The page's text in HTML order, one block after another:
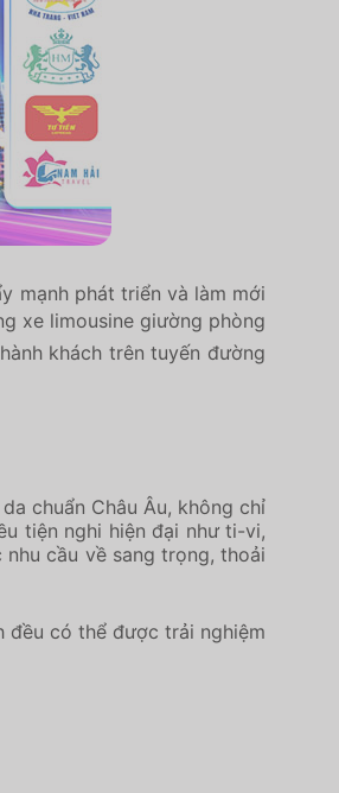
mạnh phát triển và làm mới
xe limousine giường phòng
khách trên tuyến đường
chuẩn Châu Âu, không chỉ
tiện nghi hiện đại như ti-vi,
cầu về sang trọng, thoải
đều có thể được trải nghiệm